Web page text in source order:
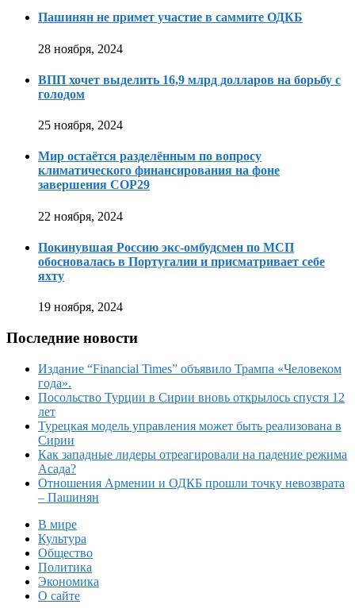
Пашинян не примет участие в саммите ОДКБ
28 ноября, 2024
ВПП хочет выделить 16,9 млрд долларов на борьбу с
голодом
25 ноября, 2024
Мир остаётся разделённым по вопросу
климатического финансирования на фоне
завершения COP29
22 ноября, 2024
Покинувшая Россию экс-омбудсмен по МСП
обосновалась в Португалии и присматривает себе
яхту
19 ноября, 2024
Последние новости
Издание “Financial Times” объявило Трампа «Человеком
года».
Посольство Турции в Сирии вновь открылось спустя 12
лет
Турецкая модель управления может быть реализована в
Сирии
Как западные лидеры отреагировали на падение режима
Асада?
Отношения Армении и ОДКБ прошли точку невозврата
– Пашинян
В мире
Культура
Общество
Политика
Экономика
О сайте